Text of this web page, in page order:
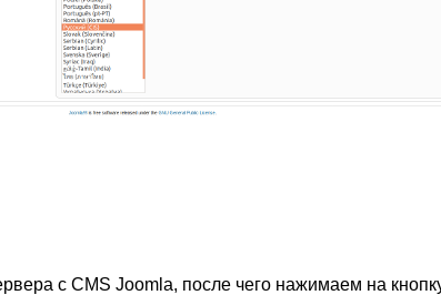
с CMS Joomla, после чего нажимаем на